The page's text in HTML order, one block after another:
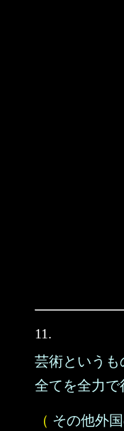
11.
芸術というも
全てを全力で
（ その他外